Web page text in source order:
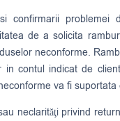
confirmarii problemei
de a solicita
neconforme.
in contul indicat de
va fi suportata
neclarităţi privind